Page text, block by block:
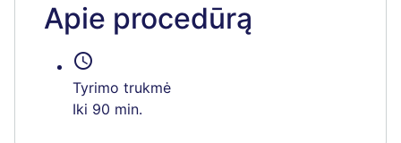
Apie procedūrą
schedule
Tyrimo trukmė
Iki 90 min.